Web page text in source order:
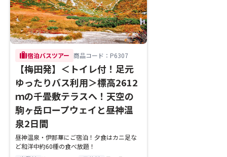
trip宿泊バスツアー 商品コード：P6307
【梅田発】＜トイレ付！足元
ゆったりバス利用＞標高2612
ｍの千畳敷テラスへ！天空の
駒ヶ岳ロープウェイと昼神温
泉2日間
昼神温泉・伊那華にご宿泊！夕食はカニ足な
ど和洋中約60種の食べ放題！